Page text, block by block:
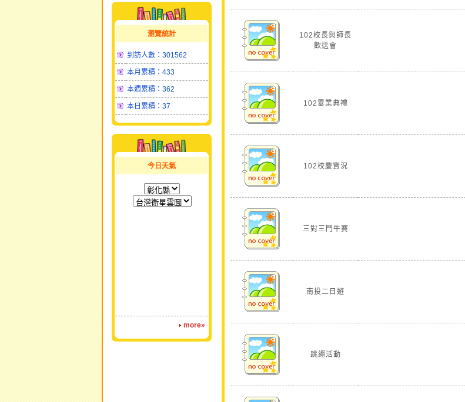
瀏覽統計
到訪人數：301562
本月累積：433
本週累積：362
本日累積：37
今日天氣
more»
102校長與師長
歡送會
102畢業典禮
102校慶實況
三對三鬥牛賽
南投二日遊
跳繩活動